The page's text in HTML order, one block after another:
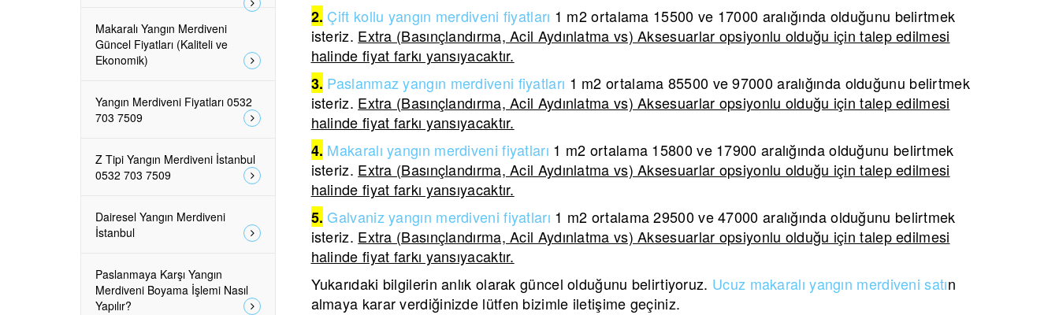
2. Çift kollu yangın merdiveni fiyatları 1 m2 ortalama 15500 ve 17000 aralığında olduğunu belirtmek
isteriz. Extra (Basınçlandırma, Acil Aydınlatma vs) Aksesuarlar opsiyonlu olduğu için talep edilmesi
halinde fiyat farkı yansıyacaktır.
3. Paslanmaz yangın merdiveni fiyatları 1 m2 ortalama 85500 ve 97000 aralığında olduğunu belirtmek
isteriz. Extra (Basınçlandırma, Acil Aydınlatma vs) Aksesuarlar opsiyonlu olduğu için talep edilmesi
halinde fiyat farkı yansıyacaktır.
4. Makaralı yangın merdivenifiyatları 1 m2 ortalama 15800 ve 17900 aralığında olduğunu belirtmek
isteriz. Extra (Basınçlandırma, Acil Aydınlatma vs) Aksesuarlar opsiyonlu olduğu için talep edilmesi
halinde fiyat farkı yansıyacaktır.
5. Galvaniz yangın merdiveni fiyatları 1 m2 ortalama 29500 ve 47000 aralığında olduğunu belirtmek
isteriz. Extra (Basınçlandırma, Acil Aydınlatma vs) Aksesuarlar opsiyonlu olduğu için talep edilmesi
halinde fiyat farkı yansıyacaktır.
Yukarıdaki bilgilerin anlık olarak güncel olduğunu belirtiyoruz. Ucuz makaralı yangın merdiveni satın
almaya karar verdiğinizde lütfen bizimle iletişime geçiniz.
Makaralı Yangın Merdiveni
Güncel Fiyatları (Kaliteli ve
Ekonomik)
Yangın Merdiveni Fiyatları 0532
703 7509
Z Tipi Yangın Merdiveni İstanbul
0532 703 7509
Dairesel Yangın Merdiveni
İstanbul
Paslanmaya Karşı Yangın
Merdiveni Boyama İşlemi Nasıl
Yapılır?